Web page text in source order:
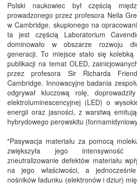
Polski naukowiec był częścią
prowadzonego przez profesora Neila
w Cambridge, skupionego na
ta jest częścią Laboratorium
dominowało w obszarze rozwoju
generacji. To miejsce stało się kolebką
publikacji na temat OLED,
przez profesora Sir Richarda
Cambridge. Innowacyjne badania
odgrywał kluczową rolę,
elektroluminescencyjnej (LED) o
energii oraz jasności, z warstwą
hybrydowego perowskitu
"Pasywacja materiału za pomocą
zwiększyła jego intensywność
zneutralizowanie defektów materiału
na jego właściwości, a
nośników ładunku (elektronów i dziur)